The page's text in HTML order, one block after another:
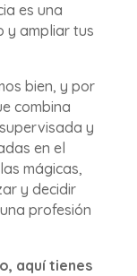
es una
y ampliar tus
bien, y por
combina
y
en el
mágicas,
y decidir
profesión
aquí tienes